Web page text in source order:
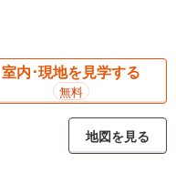
室内･現地を見学する
無料
地図を見る